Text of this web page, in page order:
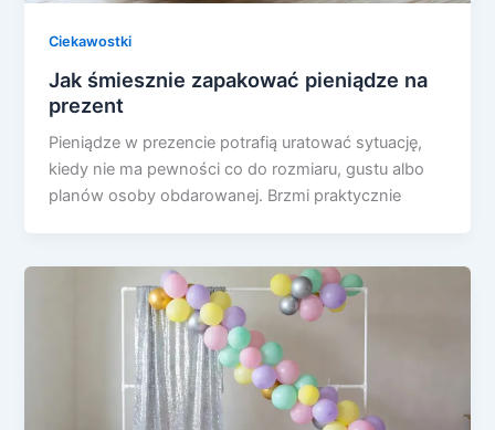
Ciekawostki
Jak śmiesznie zapakować pieniądze na
prezent
Pieniądze w prezencie potrafią uratować sytuację,
kiedy nie ma pewności co do rozmiaru, gustu albo
planów osoby obdarowanej. Brzmi praktycznie